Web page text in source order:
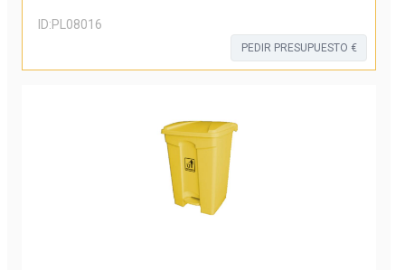
ID:PL08016
PEDIR PRESUPUESTO €